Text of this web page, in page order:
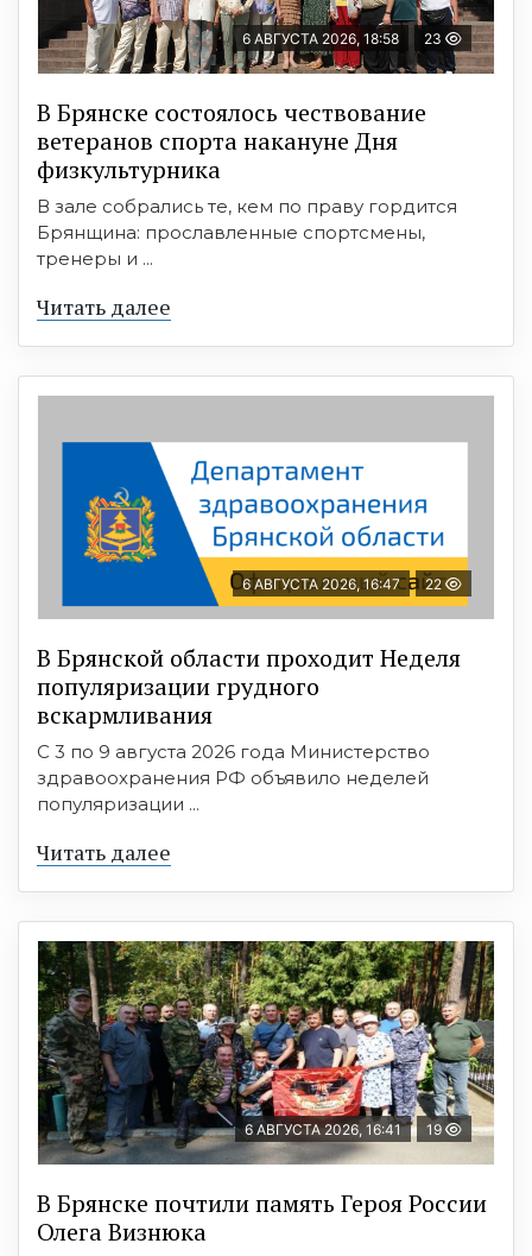
6 АВГУСТА 2026, 18:58 23
В Брянске состоялось чествование
ветеранов спорта накануне Дня
физкультурника
В зале собрались те, кем по праву гордится
Брянщина: прославленные спортсмены,
тренеры и ...
Читать далее
6 АВГУСТА 2026, 16:47 22
В Брянской области проходит Неделя
популяризации грудного
вскармливания
С 3 по 9 августа 2026 года Министерство
здравоохранения РФ объявило неделей
популяризации ...
Читать далее
6 АВГУСТА 2026, 16:41 19
В Брянске почтили память Героя России
Олега Визнюка